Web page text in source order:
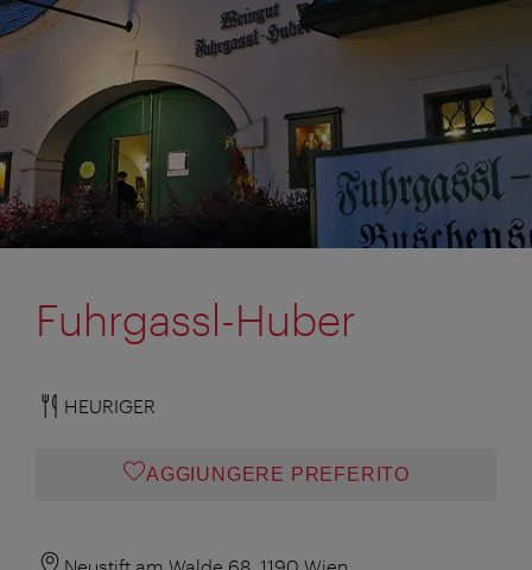
Fuhrgassl-Huber
HEURIGER
AGGIUNGERE PREFERITO